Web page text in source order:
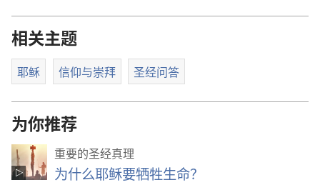
相关主题
耶稣 信仰与崇拜 圣经问答
为你推荐
重要的圣经真理
为什么耶稣要牺牲生命？